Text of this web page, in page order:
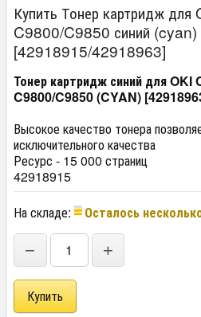
Купить Тонер картридж
C9800/C9850 синий (cyan)
[42918915/42918963]
Тонер картридж синий для OKI
C9800/C9850 (CYAN)
Высокое качество тонера
исключительного качества
Ресурс - 15 000 страниц
42918915
На складе:
Осталось
− +